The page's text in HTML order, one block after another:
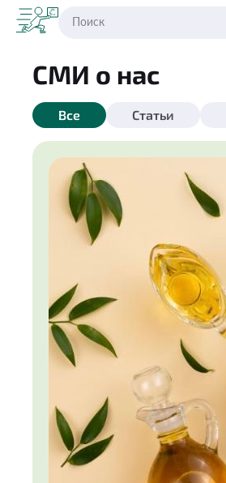
СМИ о нас
Все Статьи